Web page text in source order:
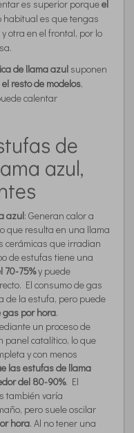
es superior porqueel
habitual es que tengas
otra en el frontal, por lo
de llama azul suponen
resto de modelos,
calentar
de
azul,
azul: Generan calor a
que resulta en una llama
cerámicas que irradian
de estufas tiene una
70-75%y puede
El consumo de gas
de la estufa, pero puede
gas por hora.
un proceso de
panel catalítico, lo que
y con menos
las estufas de llama
del 80-90%. El
también varía
pero suele oscilar
hora. Al no tener una